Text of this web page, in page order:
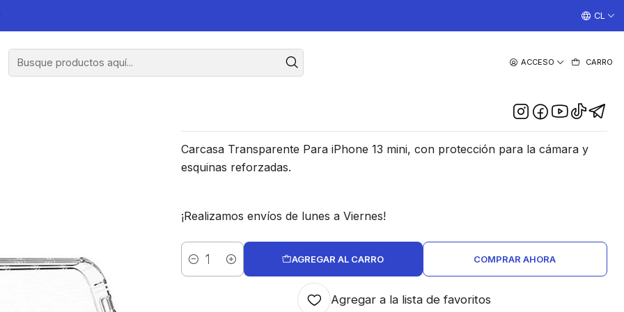
ACCESO CARRO
¡TRABAJAMOS TODOS LOS DIAS CON ENVIOS A TODO
CL
13 Mini
Carcasa Transparente Para iPhone 13
Carcasa Transparente Para iPhone 13 mini, con protección para la cámara y
esquinas reforzadas.
¡Realizamos envíos de lunes a Viernes!
Cantidad
AGREGAR AL CARRO COMPRAR AHORA
Agregar a la lista de favoritos